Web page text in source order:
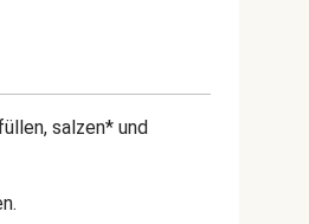
salzen* und